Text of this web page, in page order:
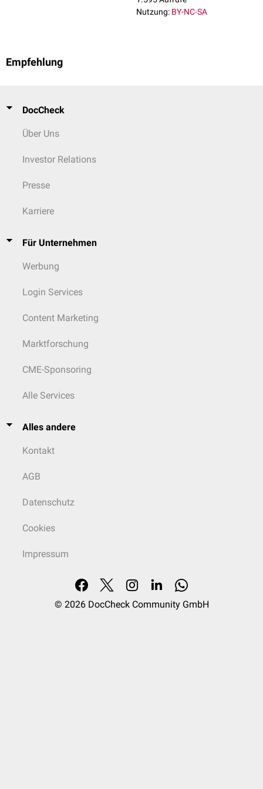
Nutzung: BY-NC-SA
Empfehlung
DocCheck
Über Uns
Investor Relations
Presse
Karriere
Für Unternehmen
Werbung
Login Services
Content Marketing
Marktforschung
CME-Sponsoring
Alle Services
Alles andere
Kontakt
AGB
Datenschutz
Cookies
Impressum
© 2026 DocCheck Community GmbH